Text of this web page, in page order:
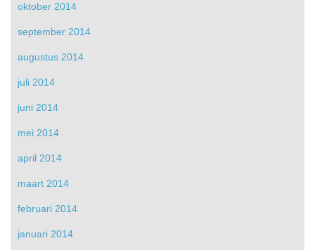
oktober 2014
september 2014
augustus 2014
juli 2014
juni 2014
mei 2014
april 2014
maart 2014
februari 2014
januari 2014